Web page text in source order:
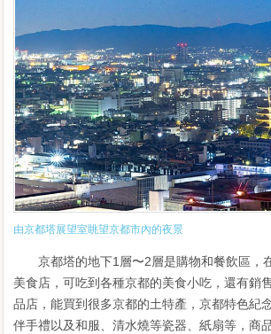
由京都塔展望室眺望京都市內的夜景
京都塔的地下1層〜2層是購物和餐飲區，
美食店，可吃到各種京都的美食小吃，還有銷
品店，能買到很多京都的土特產，京都特色紀
伴手禮以及和服、清水燒等瓷器、紙扇等，商